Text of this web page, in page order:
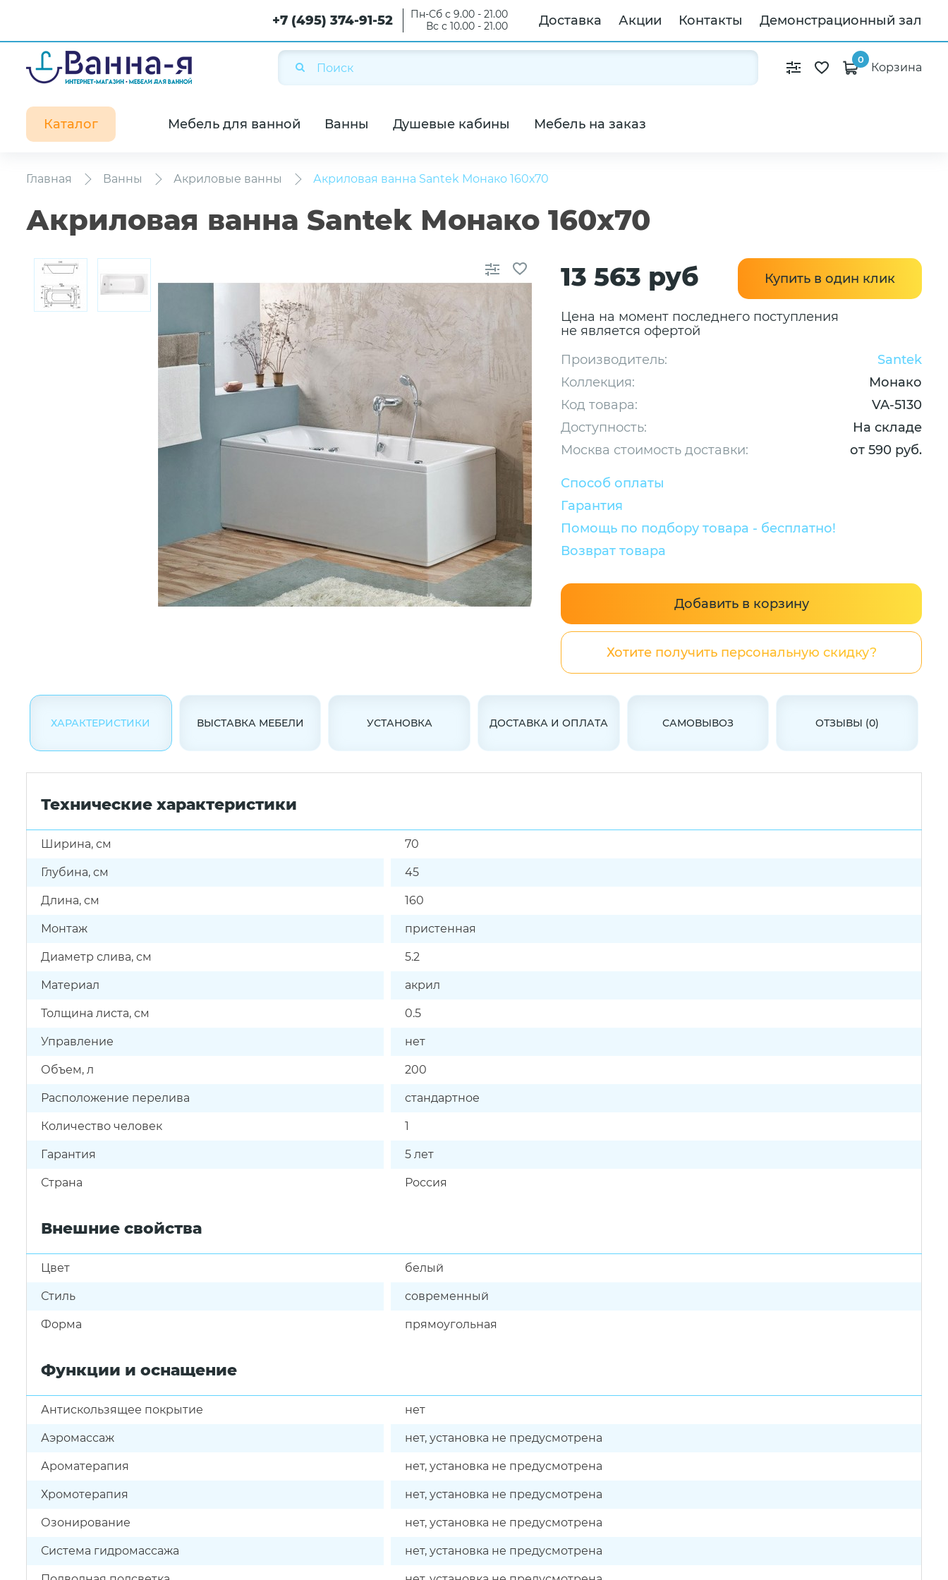
+7 (495) 374-91-52
Пн-Сб с 9.00 - 21.00
Вс с 10.00 - 21.00
Доставка Акции Контакты Демонстрационный зал
0
Корзина
Каталог Мебель для ванной Ванны Душевые кабины Мебель на заказ
Главная Ванны Акриловые ванны Акриловая ванна Santek Монако 160х70
Акриловая ванна Santek Монако 160х70
13 563 руб Купить в один клик
Цена на момент последнего поступления
не является офертой
Производитель:
Santek
Коллекция:
Монако
Код товара:
VA-5130
Доступность:
На складе
Москва стоимость доставки:
от 590 руб.
Способ оплаты
Гарантия
Помощь по подбору товара - бесплатно!
Возврат товара
Добавить в корзину
Хотите получить персональную скидку?
ХАРАКТЕРИСТИКИ ВЫСТАВКА МЕБЕЛИ УСТАНОВКА ДОСТАВКА И ОПЛАТА САМОВЫВОЗ ОТЗЫВЫ (0)
Технические характеристики
Ширина, см 70
Глубина, см 45
Длина, см 160
Монтаж пристенная
Диаметр слива, см 5.2
Материал акрил
Толщина листа, см 0.5
Управление нет
Объем, л 200
Расположение перелива стандартное
Количество человек 1
Гарантия 5 лет
Страна Россия
Внешние свойства
Цвет белый
Стиль современный
Форма прямоугольная
Функции и оснащение
Антискользящее покрытие нет
Аэромассаж нет, установка не предусмотрена
Ароматерапия нет, установка не предусмотрена
Хромотерапия нет, установка не предусмотрена
Озонирование нет, установка не предусмотрена
Система гидромассажа нет, установка не предусмотрена